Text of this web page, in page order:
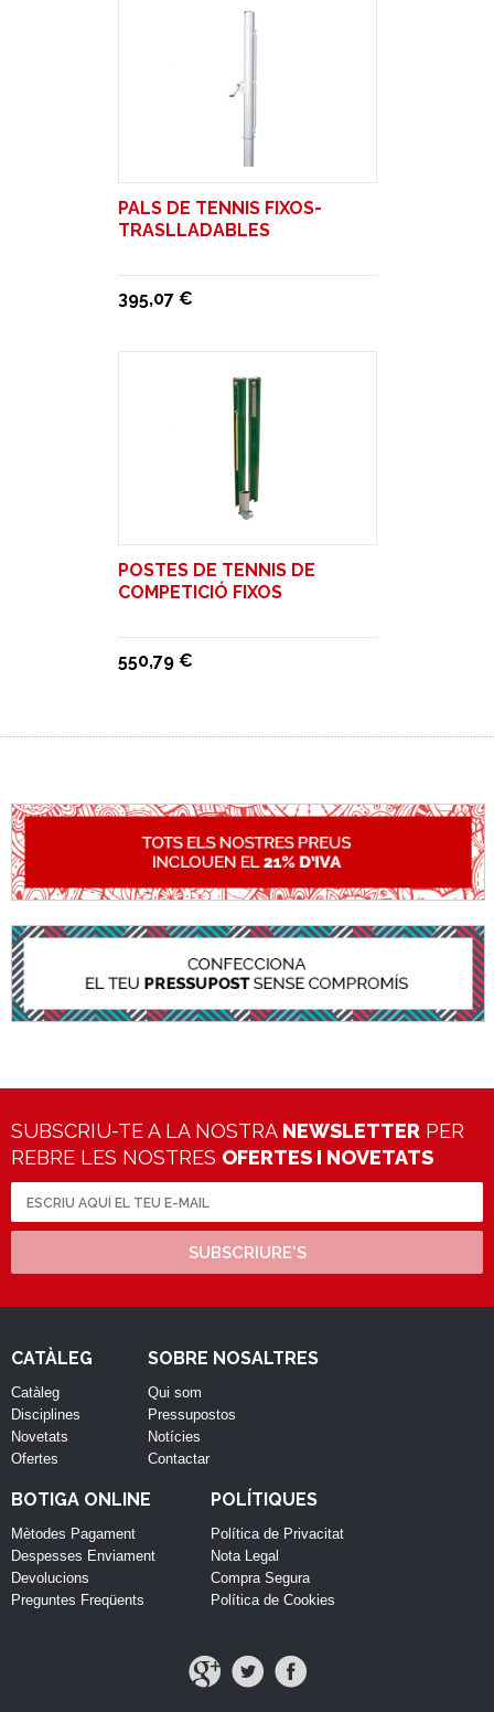
PALS DE TENNIS FIXOS-
TRASLLADABLES
395,07 €
POSTES DE TENNIS DE
COMPETICIÓ FIXOS
550,79 €
SUBSCRIU-TE A LA NOSTRA NEWSLETTER PER
REBRE LES NOSTRES OFERTES I NOVETATS
SUBSCRIURE'S
CATÀLEG
Catàleg
Disciplines
Novetats
Ofertes
SOBRE NOSALTRES
Qui som
Pressupostos
Notícies
Contactar
BOTIGA ONLINE
Mètodes Pagament
Despesses Enviament
Devolucions
Preguntes Freqüents
POLÍTIQUES
Política de Privacitat
Nota Legal
Compra Segura
Política de Cookies